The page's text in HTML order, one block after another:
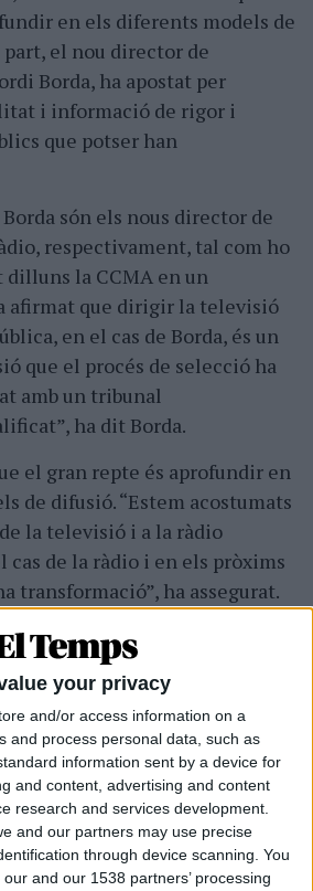
your privacy
and/or access information on a
and process personal data, such as
information sent by a device for
and content, advertising and content
research and services development.
and our partners may use precise
through device scanning. You
and our 1538 partners’ processing
en els diferents models de
part, el nou director de
Borda, ha apostat per
i informació de rigor i
que potser han
són els nous director de
respectivament, tal com ho
dilluns la CCMA en un
afirmat que dirigir la televisió
en el cas de Borda, és un
que el procés de selecció ha
amb un tribunal
ha dit Borda.
el gran repte és aprofundir en
de difusió. “Estem acostumats
la televisió i a la ràdio
cas de la ràdio i en els pròxims
transformació”, ha assegurat.
d’explorar, s’ha de
digital i preparar el camí per
abandonant”.
que a la televisió han de
l’aposta juvenil i, a partir
de l’aposta cultural, i tot això,
mantenir el lideratge de